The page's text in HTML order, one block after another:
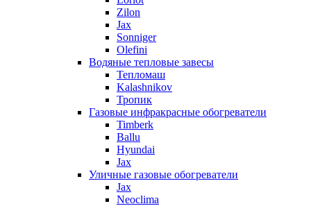
Zilon
Jax
Sonniger
Olefini
Водяные тепловые завесы
Тепломаш
Kalashnikov
Тропик
Газовые инфракрасные обогреватели
Timberk
Ballu
Hyundai
Jax
Уличные газовые обогреватели
Jax
Neoclima